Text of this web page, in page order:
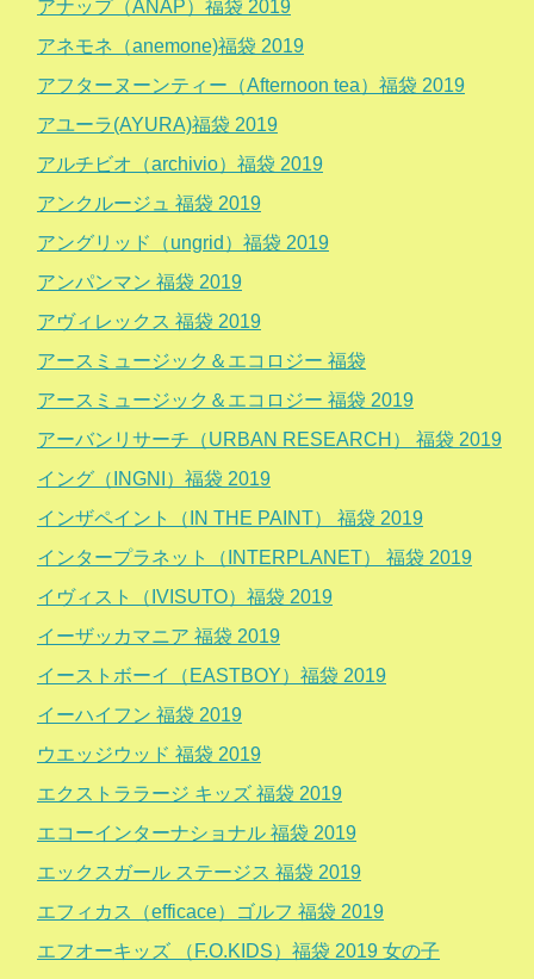
アナップ（ANAP）福袋 2019
アネモネ（anemone)福袋 2019
アフターヌーンティー（Afternoon tea）福袋 2019
アユーラ(AYURA)福袋 2019
アルチビオ（archivio）福袋 2019
アンクルージュ 福袋 2019
アングリッド（ungrid）福袋 2019
アンパンマン 福袋 2019
アヴィレックス 福袋 2019
アースミュージック＆エコロジー 福袋
アースミュージック＆エコロジー 福袋 2019
アーバンリサーチ（URBAN RESEARCH） 福袋 2019
イング（INGNI）福袋 2019
インザペイント（IN THE PAINT） 福袋 2019
インタープラネット（INTERPLANET） 福袋 2019
イヴィスト（IVISUTO）福袋 2019
イーザッカマニア 福袋 2019
イーストボーイ（EASTBOY）福袋 2019
イーハイフン 福袋 2019
ウエッジウッド 福袋 2019
エクストララージ キッズ 福袋 2019
エコーインターナショナル 福袋 2019
エックスガール ステージス 福袋 2019
エフィカス（efficace）ゴルフ 福袋 2019
エフオーキッズ （F.O.KIDS）福袋 2019 女の子